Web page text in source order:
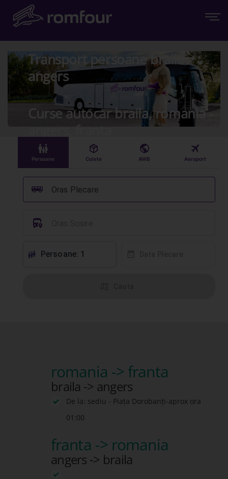
Transport persoane braila -
angers
Curse autocar braila, romania -
angers, franta
󱠣
Persoane
󰏗
Colete
󰇧
AWB
󰀝
Aeroport
Oras Plecare
󰞠
󱈒
󱕱 Persoane: 1
romania -> franta
braila -> angers
De la: sediu - Piața Dorobanți-aprox ora
01:00
franta -> romania
angers -> braila